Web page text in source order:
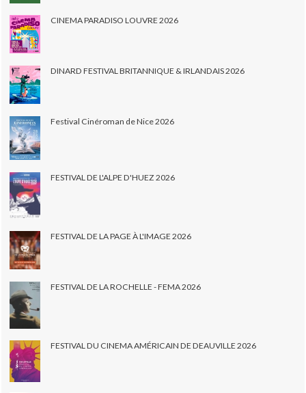
CINEMA PARADISO LOUVRE 2026
DINARD FESTIVAL BRITANNIQUE & IRLANDAIS 2026
Festival Cinéroman de Nice 2026
FESTIVAL DE L'ALPE D'HUEZ 2026
FESTIVAL DE LA PAGE À L'IMAGE 2026
FESTIVAL DE LA ROCHELLE - FEMA 2026
FESTIVAL DU CINEMA AMÉRICAIN DE DEAUVILLE 2026